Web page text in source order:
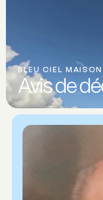
BLEU CIEL MAISON
Avis de